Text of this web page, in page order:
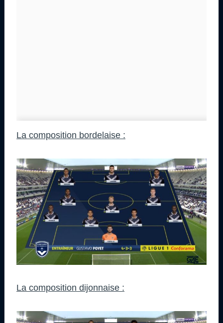
La composition bordelaise :
La composition dijonnaise :